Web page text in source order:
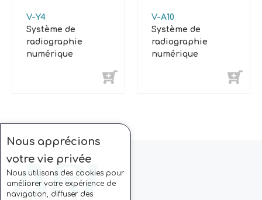
V-Y4
Système de
radiographie
numérique
V-A10
Système de
radiographie
numérique
Nous apprécions
votre vie privée
Nous utilisons des cookies pour
améliorer votre expérience de
navigation, diffuser des